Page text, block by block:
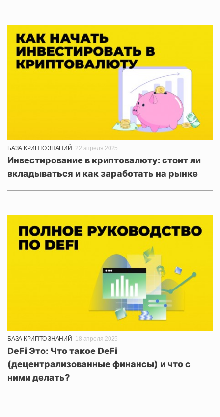
БАЗА КРИПТО ЗНАНИЙ 22 апреля 2025
Инвестирование в криптовалюту: стоит ли
вкладываться и как заработать на рынке
БАЗА КРИПТО ЗНАНИЙ 18 апреля 2025
DeFi Это: Что такое DeFi
(децентрализованные финансы) и что с
ними делать?